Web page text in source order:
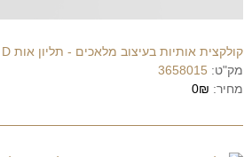
קולקצית אותיות בעיצוב מלאכים - תליון אות D קסומה
מק"ט: 3658015
מחיר: 0₪